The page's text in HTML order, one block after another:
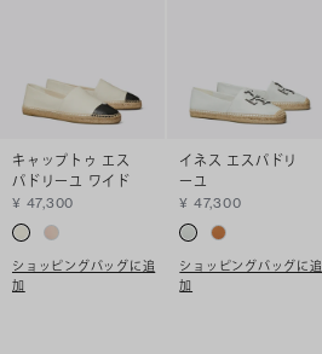
キャップトゥ エス
パドリーユ ワイド
¥ 47,300
ショッピングバッグに追
加
イネス エスパドリ
ーユ
¥ 47,300
ショッピングバッグに追
加